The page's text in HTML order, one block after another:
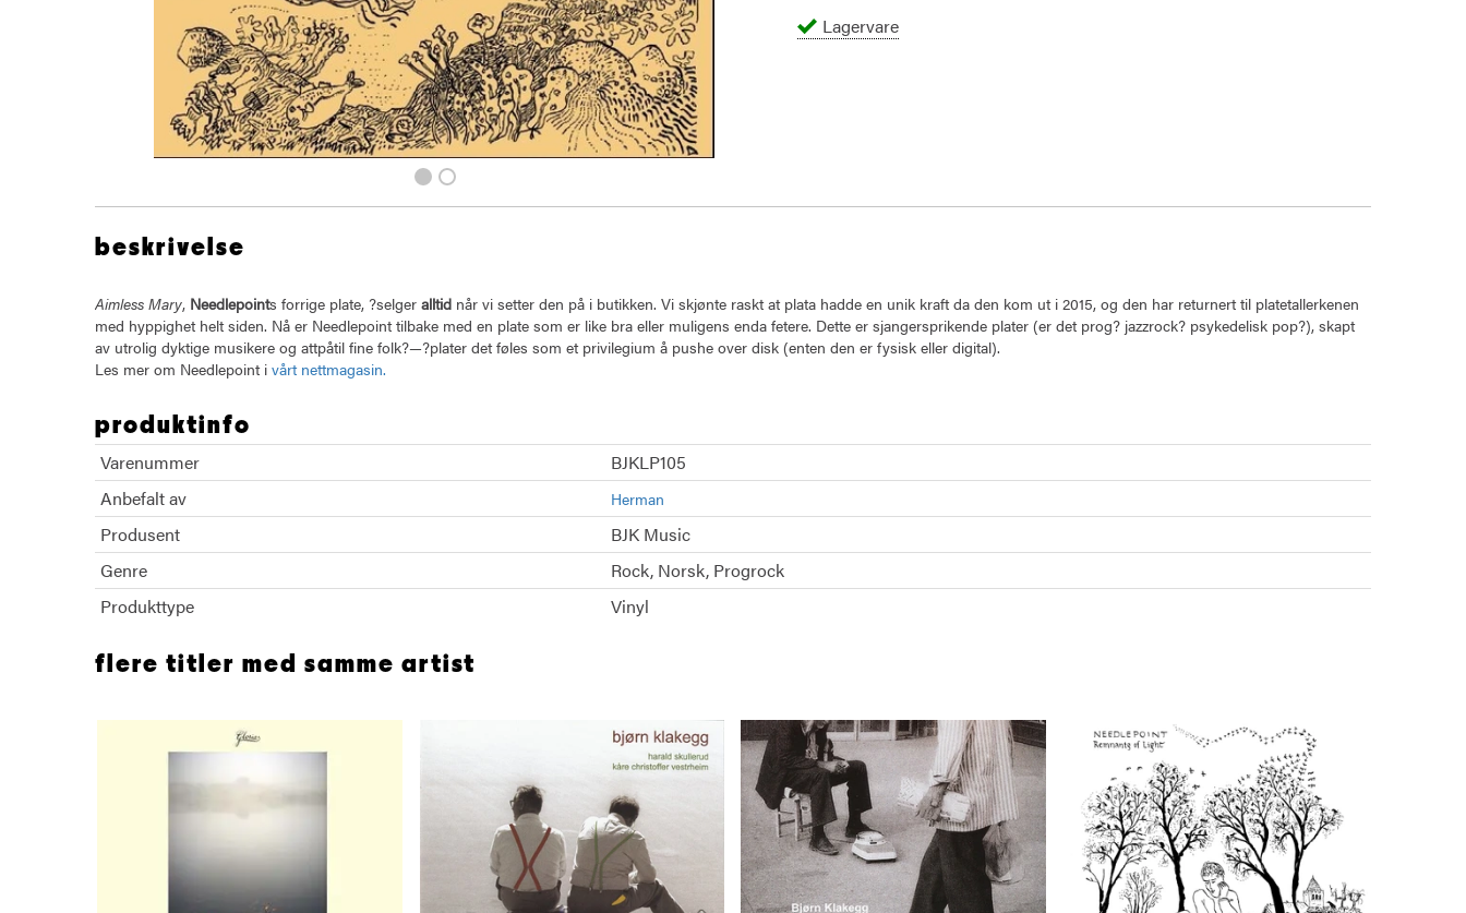
Lagervare
beskrivelse
Aimless Mary, Needlepoints forrige plate, ?selger alltid når vi setter den på i butikken. Vi skjønte raskt at plata hadde en unik kraft da den kom ut i 2015, og den har returnert til platetallerkenen
med hyppighet helt siden. Nå er Needlepoint tilbake med en plate som er like bra eller muligens enda fetere. Dette er sjangersprikende plater (er det prog? jazzrock? psykedelisk pop?), skapt
av utrolig dyktige musikere og attpåtil fine folk?—?plater det føles som et privilegium å pushe over disk (enten den er fysisk eller digital).
Les mer om Needlepoint i vårt nettmagasin.
produktinfo
Varenummer
BJKLP105
Anbefalt av
Herman
Produsent
BJK Music
Genre
Rock Norsk Progrock
Produkttype
Vinyl
flere titler med samme artist